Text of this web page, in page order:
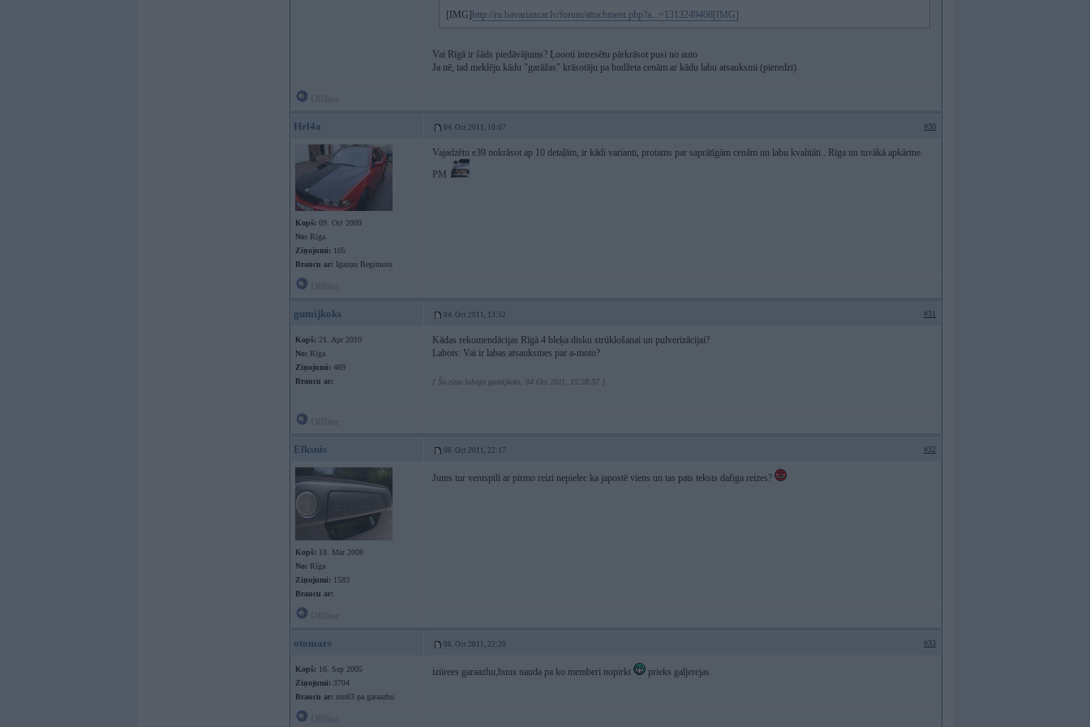
[IMG] http://ru.bavariancar.lv/forum/attachment.php?a...=1313249408[IMG]
Vai Rīgā ir šāds piedāvājums? Ļoooti intresētu pārkrāsot pusi no auto
Ja nē, tad meklēju kādu "garāžas" krāsotāju pa budžeta cenām ar kādu labu atsauksmi (pieredzi).
Hel4a 04. Oct 2011, 10:07 #30
Kopš: 09. Oct 2009
No: Rīga
Ziņojumi: 105
Braucu ar: Igauņu Begimotu
Vajadzētu e39 nokrāsot ap 10 detaļām, ir kādi varianti, protams par saprātīgām cenām un labu kvalitāti.. Rīga un tuvākā apkārtne.
PM
gumijkoks 04. Oct 2011, 13:52 #31
Kopš: 21. Apr 2010
No: Rīga
Ziņojumi: 489
Braucu ar:
Kādas rekomendācijas Rīgā 4 bleķa disku strūklošanai un pulverizācijai?
Labots: Vai ir labas atsauksmes par a-moto?
[ Šo ziņu laboja gumijkoks, 04 Oct 2011, 15:28:37 ]
Elksnis 06. Oct 2011, 22:17 #32
Kopš: 18. Mar 2008
No: Rīga
Ziņojumi: 1583
Braucu ar:
Jums tur ventspili ar pirmo reizi nepielec ka japostē viens un tas pats teksts dafiga reizes?
otomars 06. Oct 2011, 22:20 #33
Kopš: 16. Sep 2005
Ziņojumi: 3704
Braucu ar: mn83 pa garaazhu
iziirees garaazhu,buus nauda pa ko memberi nopirkt prieks galjerejas